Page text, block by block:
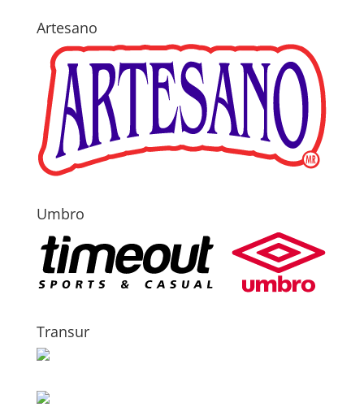
Artesano
Umbro
Transur